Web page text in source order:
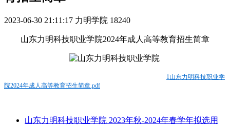
2023-06-30 21:11:17 力明学院 18240
山东力明科技职业学院2024年成人高等教育招生简章
1山东力明科技职业学
院2024年成人高等教育招生简章.pdf
山东力明科技职业学院 2023年秋-2024年春学年拟选用